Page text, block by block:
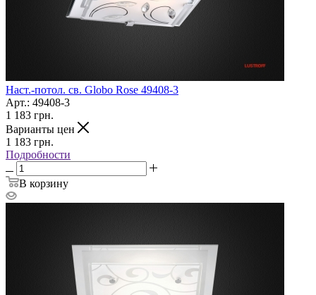
Наст.-потол. св. Globo Rose 49408-3
Арт.: 49408-3
1 183 грн.
Варианты цен
1 183 грн.
Подробности
В корзину